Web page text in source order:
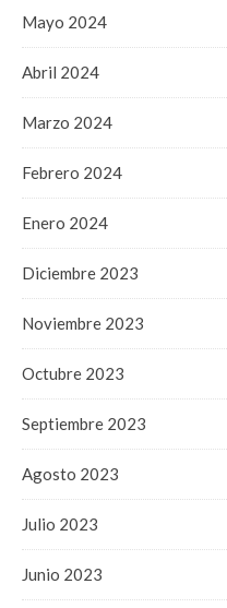
Mayo 2024
Abril 2024
Marzo 2024
Febrero 2024
Enero 2024
Diciembre 2023
Noviembre 2023
Octubre 2023
Septiembre 2023
Agosto 2023
Julio 2023
Junio 2023